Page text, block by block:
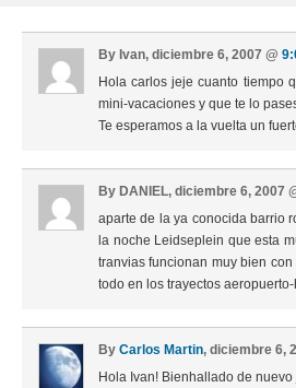
By Ivan, diciembre 6, 2007 @
Hola carlos jeje cuanto tiempo
mini-vacaciones y que te lo
Te esperamos a la vuelta un
By DANIEL, diciembre 6, 2007
aparte de la ya conocida barrio
la noche Leidseplein que esta
tranvias funcionan muy bien
todo en los trayectos
By Carlos Martin, diciembre 6,
Hola Ivan! Bienhallado de